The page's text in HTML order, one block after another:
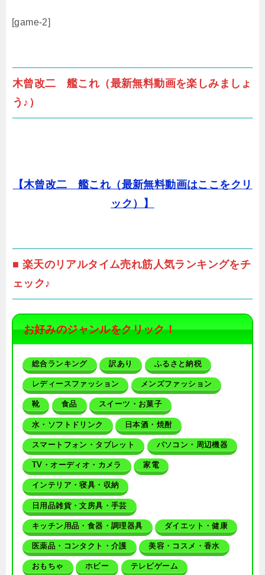
[game-2]
木曾改二 艦これ（最新無料動画を楽しみましょ
う♪）
【木曾改二 艦これ（最新無料動画はここをクリ
ック）】
■ 楽天のリアルタイム売れ筋人気ランキングをチ
ェック♪
お好みのジャンルをクリック！
総合ランキング 訳あり ふるさと納税
レディースファッション メンズファッション
靴 食品 スイーツ・お菓子
水・ソフトドリンク 日本酒・焼酎
スマートフォン・タブレット パソコン・周辺機器
TV・オーディオ・カメラ 家電
インテリア・寝具・収納
日用品雑貨・文房具・手芸
キッチン用品・食器・調理器具 ダイエット・健康
医薬品・コンタクト・介護 美容・コスメ・香水
おもちゃ ホビー テレビゲーム